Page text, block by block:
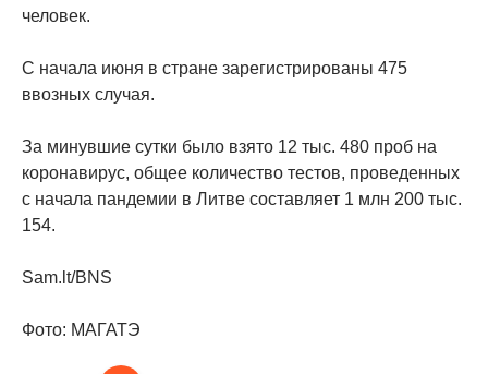
человек.
С начала июня в стране зарегистрированы 475
ввозных случая.
За минувшие сутки было взято 12 тыс. 480 проб на
коронавирус, общее количество тестов, проведенных
с начала пандемии в Литве составляет 1 млн 200 тыс.
154.
Sam.lt/BNS
Фото: МАГАТЭ